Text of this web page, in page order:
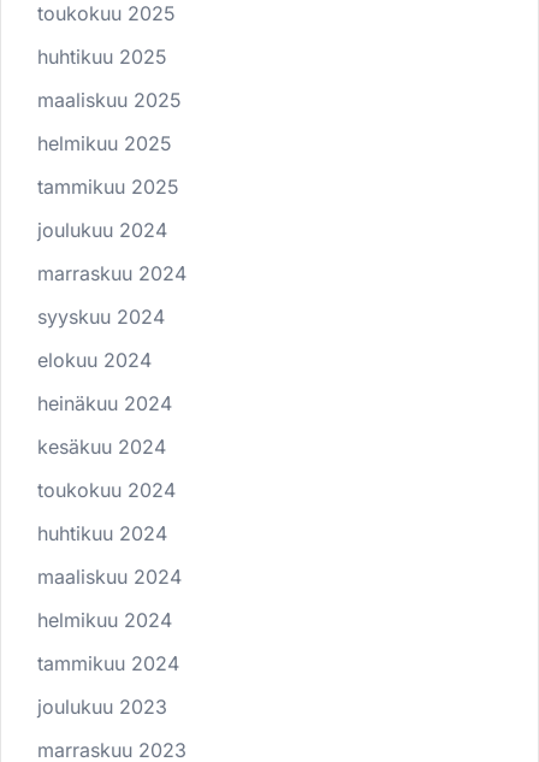
toukokuu 2025
huhtikuu 2025
maaliskuu 2025
helmikuu 2025
tammikuu 2025
joulukuu 2024
marraskuu 2024
syyskuu 2024
elokuu 2024
heinäkuu 2024
kesäkuu 2024
toukokuu 2024
huhtikuu 2024
maaliskuu 2024
helmikuu 2024
tammikuu 2024
joulukuu 2023
marraskuu 2023